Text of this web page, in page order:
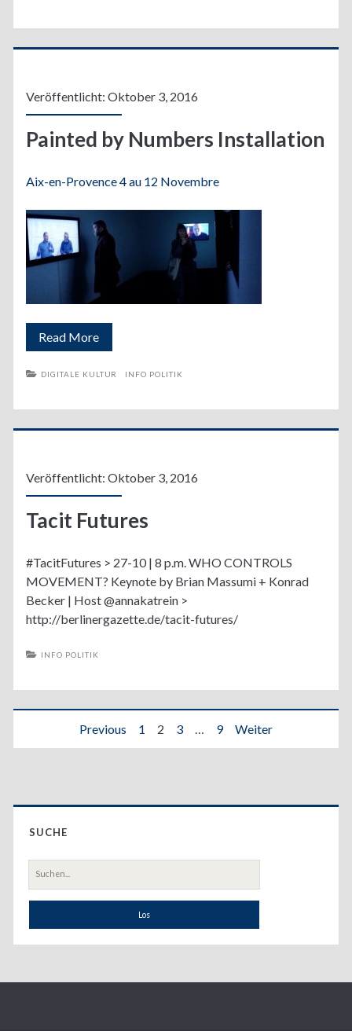
Veröffentlicht: Oktober 3, 2016
Painted by Numbers Installation
Aix-en-Provence 4 au 12 Novembre
Read MorePainted
DIGITALE KULTUR INFO POLITIK
Veröffentlicht: Oktober 3, 2016
Tacit Futures
#TacitFutures > 27-10 | 8 p.m. WHO CONTROLS
MOVEMENT? Keynote by Brian Massumi + Konrad
Becker | Host @annakatrein >
http://berlinergazette.de/tacit-futures/
INFO POLITIK
Seitennummerierung
Beiträge
Previous 1 2 3 9 Weiter
Primary
Sidebar
SUCHE
Suche
nach: